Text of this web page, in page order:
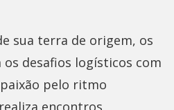
sua terra de origem, os
desafios logísticos com
pelo ritmo
encontros